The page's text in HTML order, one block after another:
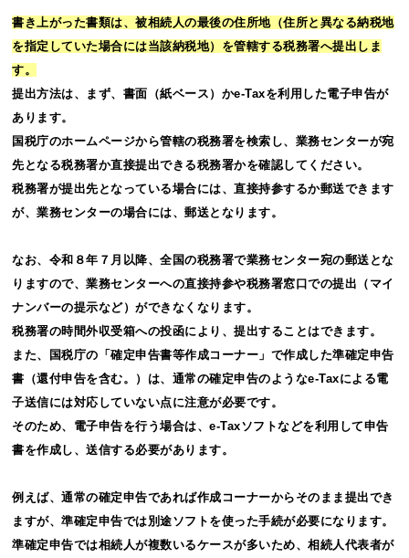
書き上がった書類は、被相続人の最後の住所地（住所と異なる納税地
を指定していた場合には当該納税地）を管轄する税務署へ提出しま
す。
提出方法は、まず、書面（紙ベース）かe-Taxを利用した電子申告が
あります。
国税庁のホームページから管轄の税務署を検索し、業務センターが宛
先となる税務署か直接提出できる税務署かを確認してください。
税務署が提出先となっている場合には、直接持参するか郵送できます
が、業務センターの場合には、郵送となります。
なお、令和８年７月以降、全国の税務署で業務センター宛の郵送とな
りますので、業務センターへの直接持参や税務署窓口での提出（マイ
ナンバーの提示など）ができなくなります。
税務署の時間外収受箱への投函により、提出することはできます。
また、国税庁の「確定申告書等作成コーナー」で作成した準確定申告
書（還付申告を含む。）は、通常の確定申告のようなe-Taxによる電
子送信には対応していない点に注意が必要です。
そのため、電子申告を行う場合は、e-Taxソフトなどを利用して申告
書を作成し、送信する必要があります。
例えば、通常の確定申告であれば作成コーナーからそのまま提出でき
ますが、準確定申告では別途ソフトを使った手続が必要になります。
準確定申告では相続人が複数いるケースが多いため、相続人代表者が